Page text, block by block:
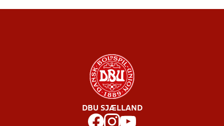
DBU SJÆLLAND